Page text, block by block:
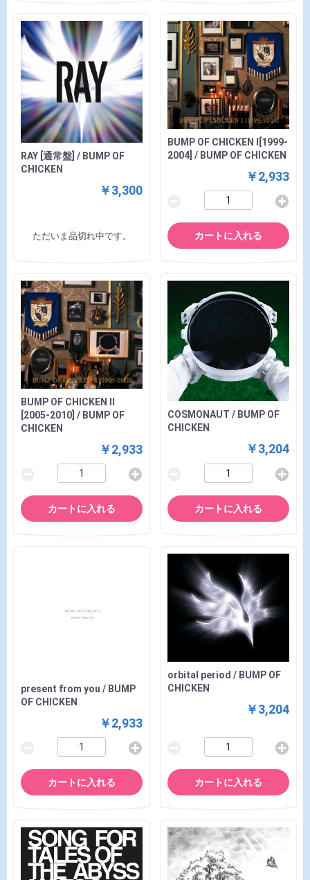
RAY [通常盤] / BUMP OF
CHICKEN
￥3,300
ただいま品切れ中です。
BUMP OF CHICKEN Ⅰ[1999-
2004] / BUMP OF CHICKEN
￥2,933
カートに入れる
BUMP OF CHICKEN Ⅱ
[2005-2010] / BUMP OF
CHICKEN
￥2,933
カートに入れる
COSMONAUT / BUMP OF
CHICKEN
￥3,204
カートに入れる
present from you / BUMP
OF CHICKEN
￥2,933
カートに入れる
orbital period / BUMP OF
CHICKEN
￥3,204
カートに入れる